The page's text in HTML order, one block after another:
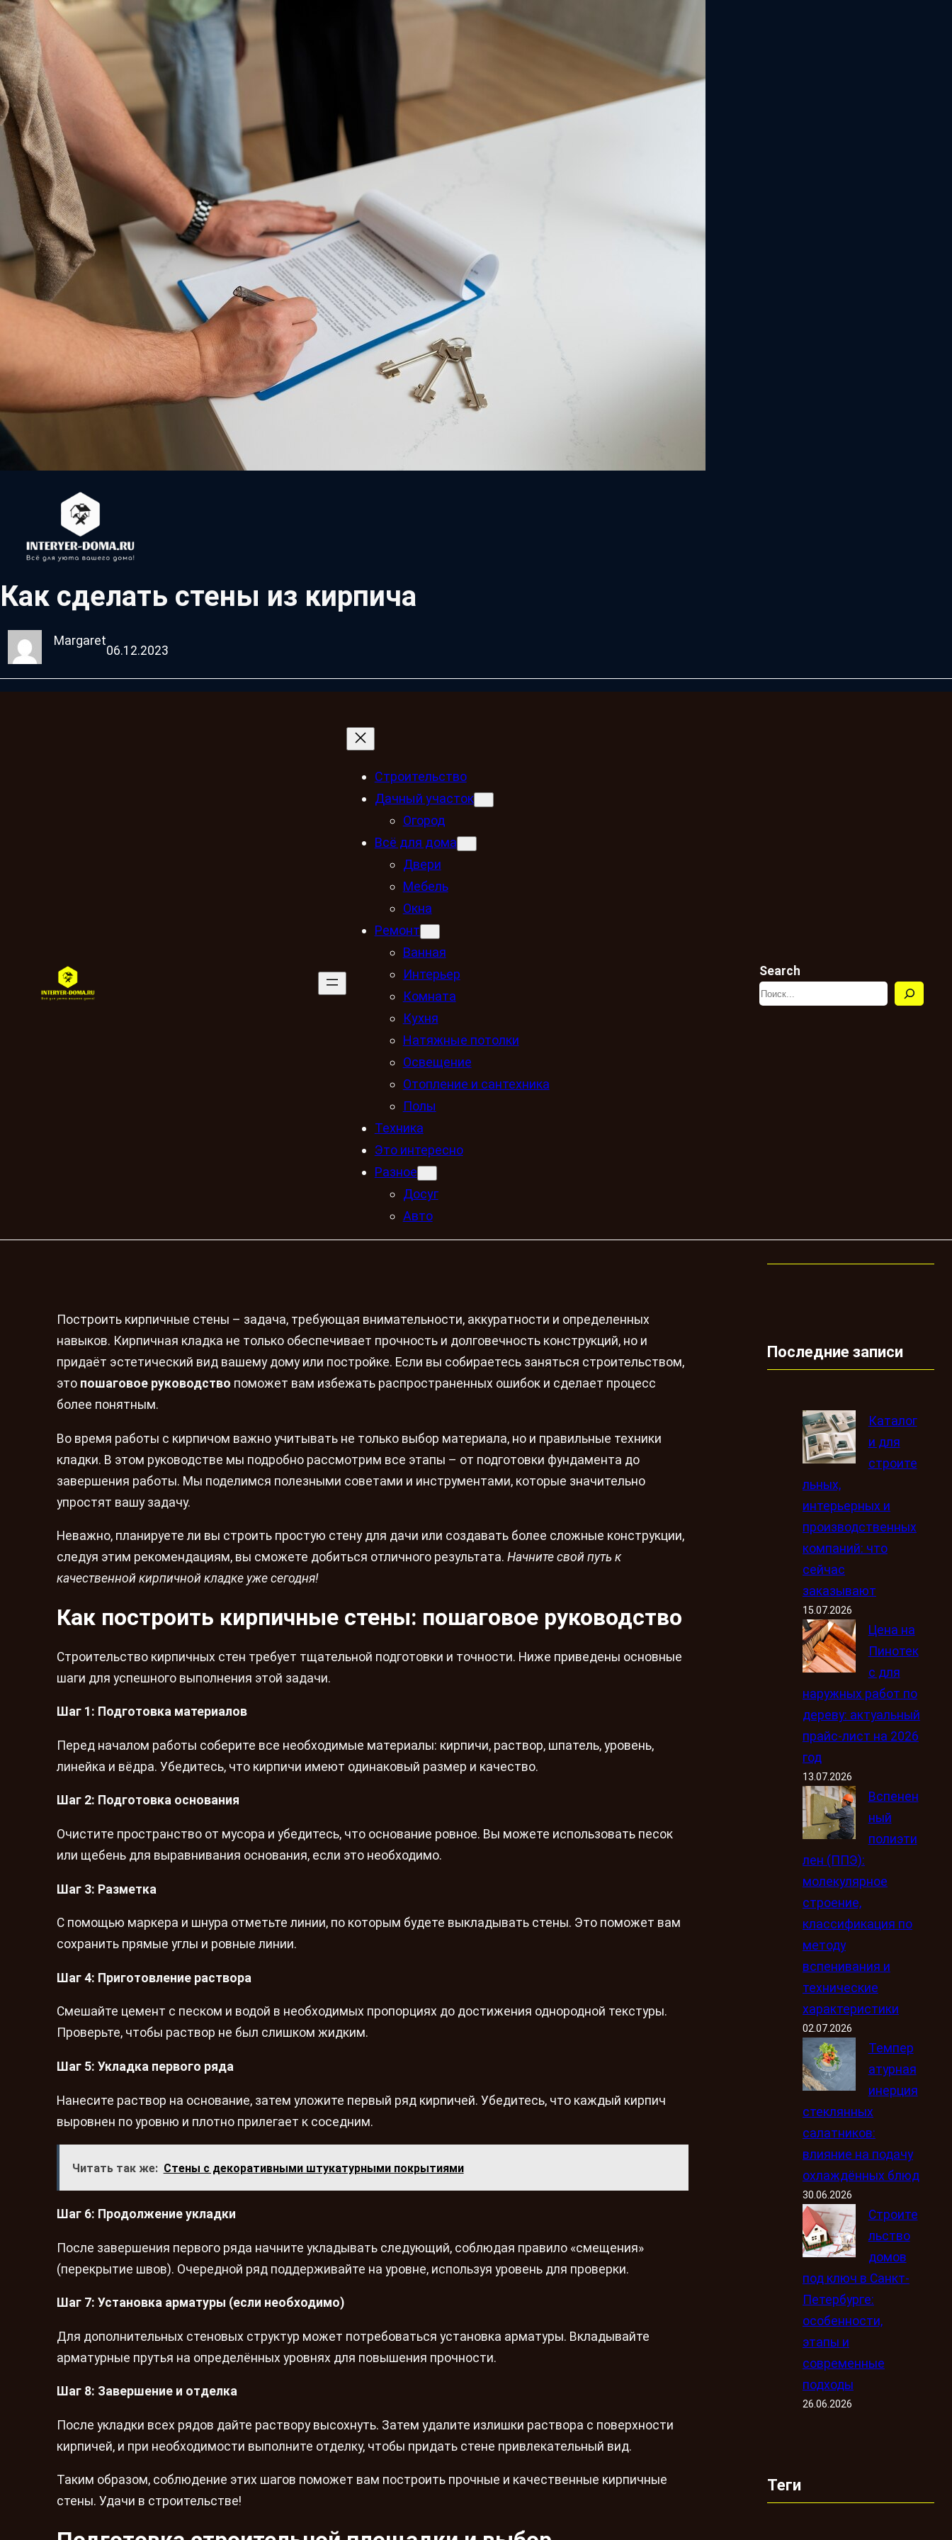
Как сделать стены из кирпича
Margaret
06.12.2023
Строительство
Дачный участок
Огород
Всё для дома
Двери
Мебель
Окна
Ремонт
Ванная
Интерьер
Комната
Кухня
Натяжные потолки
Освещение
Отопление и сантехника
Полы
Техника
Это интересно
Разное
Досуг
Авто
Search
Построить кирпичные стены – задача, требующая внимательности, аккуратности и определенных
навыков. Кирпичная кладка не только обеспечивает прочность и долговечность конструкций, но и
придаёт эстетический вид вашему дому или постройке. Если вы собираетесь заняться строительством,
это пошаговое руководство поможет вам избежать распространенных ошибок и сделает процесс
более понятным.
Во время работы с кирпичом важно учитывать не только выбор материала, но и правильные техники
кладки. В этом руководстве мы подробно рассмотрим все этапы – от подготовки фундамента до
завершения работы. Мы поделимся полезными советами и инструментами, которые значительно
упростят вашу задачу.
Неважно, планируете ли вы строить простую стену для дачи или создавать более сложные конструкции,
следуя этим рекомендациям, вы сможете добиться отличного результата. Начните свой путь к
качественной кирпичной кладке уже сегодня!
Как построить кирпичные стены: пошаговое руководство
Строительство кирпичных стен требует тщательной подготовки и точности. Ниже приведены основные
шаги для успешного выполнения этой задачи.
Шаг 1: Подготовка материалов
Перед началом работы соберите все необходимые материалы: кирпичи, раствор, шпатель, уровень,
линейка и вёдра. Убедитесь, что кирпичи имеют одинаковый размер и качество.
Шаг 2: Подготовка основания
Очистите пространство от мусора и убедитесь, что основание ровное. Вы можете использовать песок
или щебень для выравнивания основания, если это необходимо.
Шаг 3: Разметка
С помощью маркера и шнура отметьте линии, по которым будете выкладывать стены. Это поможет вам
сохранить прямые углы и ровные линии.
Шаг 4: Приготовление раствора
Смешайте цемент с песком и водой в необходимых пропорциях до достижения однородной текстуры.
Проверьте, чтобы раствор не был слишком жидким.
Шаг 5: Укладка первого ряда
Нанесите раствор на основание, затем уложите первый ряд кирпичей. Убедитесь, что каждый кирпич
выровнен по уровню и плотно прилегает к соседним.
Читать так же: Стены с декоративными штукатурными покрытиями
Шаг 6: Продолжение укладки
После завершения первого ряда начните укладывать следующий, соблюдая правило «смещения»
(перекрытие швов). Очередной ряд поддерживайте на уровне, используя уровень для проверки.
Шаг 7: Установка арматуры (если необходимо)
Для дополнительных стеновых структур может потребоваться установка арматуры. Вкладывайте
арматурные прутья на определённых уровнях для повышения прочности.
Шаг 8: Завершение и отделка
После укладки всех рядов дайте раствору высохнуть. Затем удалите излишки раствора с поверхности
кирпичей, и при необходимости выполните отделку, чтобы придать стене привлекательный вид.
Таким образом, соблюдение этих шагов поможет вам построить прочные и качественные кирпичные
стены. Удачи в строительстве!
Последние записи
Каталог
и для
строите
льных,
интерьерных и
производственных
компаний: что
сейчас
заказывают
15.07.2026
Цена на
Пинотек
с для
наружных работ по
дереву: актуальный
прайс-лист на 2026
год
13.07.2026
Вспенен
ный
полиэти
лен (ППЭ):
молекулярное
строение,
классификация по
методу
вспенивания и
технические
характеристики
02.07.2026
Темпер
атурная
инерция
стеклянных
салатников:
влияние на подачу
охлаждённых блюд
30.06.2026
Строите
льство
домов
под ключ в Санкт-
Петербурге:
особенности,
этапы и
современные
подходы
26.06.2026
Теги